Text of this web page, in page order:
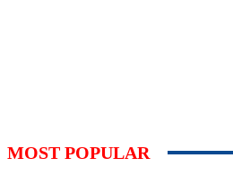
MOST POPULAR